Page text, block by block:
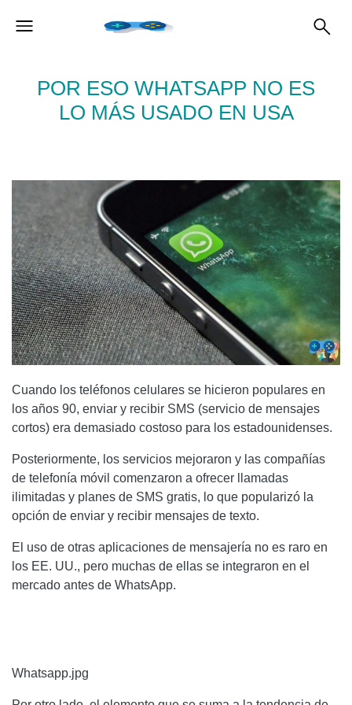
POR ESO WHATSAPP NO ​​ES
LO MÁS USADO EN USA
Cuando los teléfonos celulares se hicieron populares en
los años 90, enviar y recibir SMS (servicio de mensajes
cortos) era demasiado costoso para los estadounidenses.
Posteriormente, los servicios mejoraron y las compañías
de telefonía móvil comenzaron a ofrecer llamadas
ilimitadas y planes de SMS gratis, lo que popularizó la
opción de enviar y recibir mensajes de texto.
El uso de otras aplicaciones de mensajería no es raro en
los EE. UU., pero muchas de ellas se integraron en el
mercado antes de WhatsApp.
Whatsapp.jpg